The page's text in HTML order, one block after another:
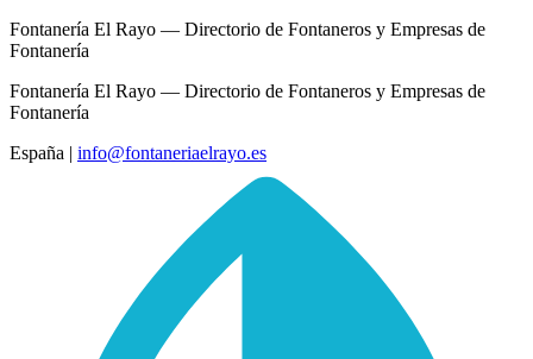
Fontanería El Rayo — Directorio de Fontaneros y Empresas de
Fontanería
Fontanería El Rayo — Directorio de Fontaneros y Empresas de
Fontanería
España | info@fontaneriaelrayo.es